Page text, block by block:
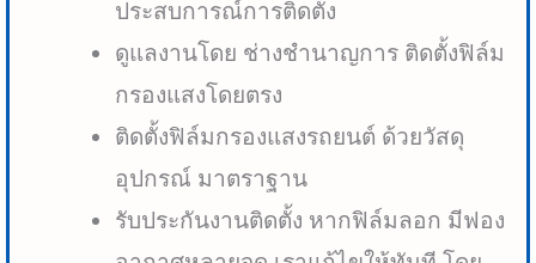
ประสบการณ์การติดตั้ง
ดูแลงานโดย ช่างชำนาญการ ติดตั้งฟิล์ม
กรองแสงโดยตรง
ติดตั้งฟิล์มกรองแสงรถยนต์ ด้วยวัสดุ
อุปกรณ์ มาตราฐาน
รับประกันงานติดตั้ง หากฟิล์มลอก มีฟอง